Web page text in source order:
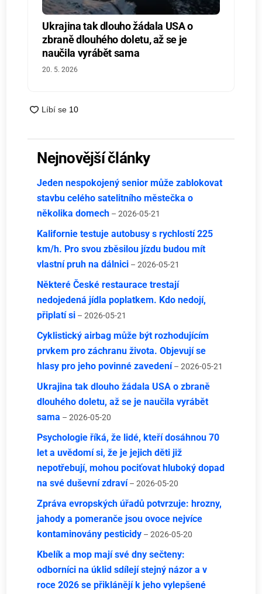
Ukrajina tak dlouho žádala USA o
zbraně dlouhého doletu, až se je
naučila vyrábět sama
20. 5. 2026
Nejnovější články
Jeden nespokojený senior může zablokovat
stavbu celého satelitního městečka o
několika domech – 2026-05-21
Kalifornie testuje autobusy s rychlostí 225
km/h. Pro svou zběsilou jízdu budou mít
vlastní pruh na dálnici – 2026-05-21
Některé České restaurace trestají
nedojedená jídla poplatkem. Kdo nedojí,
připlatí si – 2026-05-21
Cyklistický airbag může být rozhodujícím
prvkem pro záchranu života. Objevují se
hlasy pro jeho povinné zavedení – 2026-05-21
Ukrajina tak dlouho žádala USA o zbraně
dlouhého doletu, až se je naučila vyrábět
sama – 2026-05-20
Psychologie říká, že lidé, kteří dosáhnou 70
let a uvědomí si, že je jejich děti již
nepotřebují, mohou pociťovat hluboký dopad
na své duševní zdraví – 2026-05-20
Zpráva evropských úřadů potvrzuje: hrozny,
jahody a pomeranče jsou ovoce nejvíce
kontaminovány pesticidy – 2026-05-20
Kbelík a mop mají své dny sečteny:
odborníci na úklid sdílejí stejný názor a v
roce 2026 se přiklánějí k jeho vylepšené